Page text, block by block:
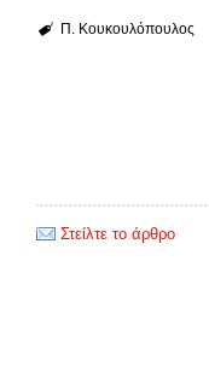
Π. Κουκουλόπουλος
Στείλτε το άρθρο